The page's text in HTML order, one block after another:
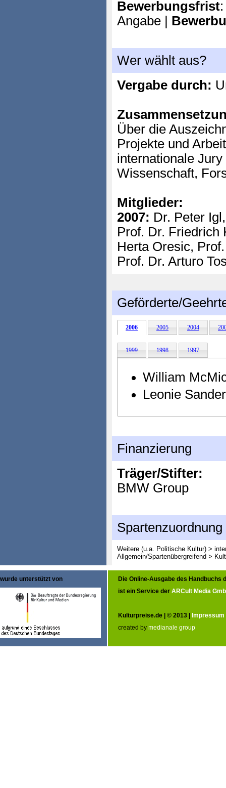
Bewerbungsfrist
Angabe |
Wer wählt aus?
Vergabe durch:
Über die
Projekte und
internationale
Wissenschaft,
Mitglieder:
2007: Dr. Peter
Prof. Dr. Friedrich
Herta Oresic,
Prof. Dr. Arturo
Geförderte/
2006 2005 2004
1999 1998 1997
William
Leonie
Finanzierung
Träger/Stifter:
BMW Group
Spartenzuordnung
Weitere (u.a. Politische Kultur) >
Allgemein/Spartenübergreifend >
wurde unterstützt von
Die Online-Ausgabe des Handbuchs
ist ein Service der ARCult Media
Kulturpreise.de | © 2013 | Impressum
created by medianale group